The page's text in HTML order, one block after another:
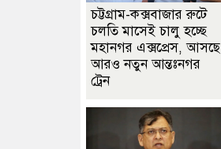
চট্টগ্রাম-কক্সবাজার রুটে
চলতি মাসেই চালু হচ্ছে
মহানগর এক্সপ্রেস, আসছে
আরও নতুন আন্তঃনগর
ট্রেন